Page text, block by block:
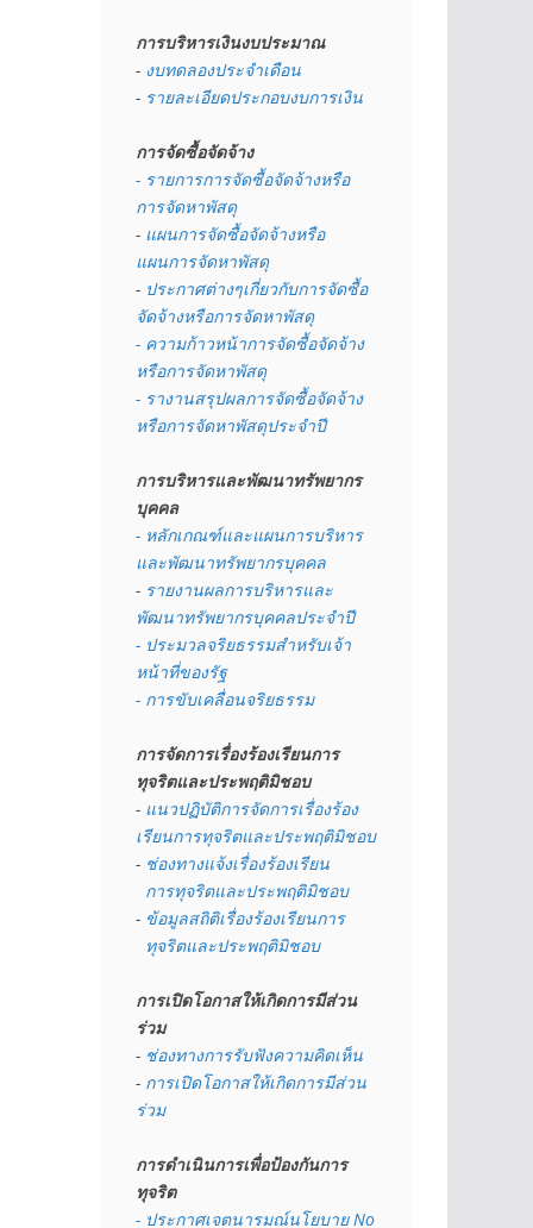
การบริหารเงินงบประมาณ
- งบทดลองประจำเดือน
- รายละเอียดประกอบงบการเงิน
การจัดซื้อจัดจ้าง
- รายการการจัดซื้อจัดจ้างหรือ
การจัดหาพัสดุ
- แผนการจัดซื้อจัดจ้างหรือ
แผนการจัดหาพัสดุ
- ประกาศต่างๆเกี่ยวกับการจัดซื้อ
จัดจ้างหรือการจัดหาพัสดุ
- ความก้าวหน้าการจัดซื้อจัดจ้าง
หรือการจัดหาพัสดุ
- รางานสรุปผลการจัดซื้อจัดจ้าง
หรือการจัดหาพัสดุประจำปี
การบริหารและพัฒนาทรัพยากร
บุคคล
- หลักเกณฑ์และแผนการบริหาร
และพัฒนาทรัพยากรบุคคล
- รายงานผลการบริหารและ
พัฒนาทรัพยากรบุคคลประจำปี
- ประมวลจริยธรรมสำหรับเจ้า
หน้าที่ของรัฐ
- การขับเคลื่อนจริยธรรม
การจัดการเรื่องร้องเรียนการ
ทุจริตและประพฤติมิชอบ
- แนวปฏิบัติการจัดการเรื่องร้อง
เรียนการทุจริตและประพฤติมิชอบ
- ช่องทางแจ้งเรื่องร้องเรียน
  การทุจริตและประพฤติมิชอบ
- ข้อมูลสถิติเรื่องร้องเรียนการ
  ทุจริตและประพฤติมิชอบ
การเปิดโอกาสให้เกิดการมีส่วน
ร่วม
- ช่องทางการรับฟังความคิดเห็น
- การเปิดโอกาสให้เกิดการมีส่วน
ร่วม
การดำเนินการเพื่อป้องกันการ
ทุจริต
- ประกาศเจตนารมณ์นโยบาย No